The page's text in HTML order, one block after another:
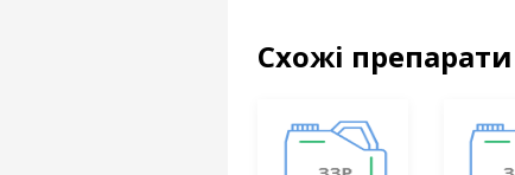
Схожі